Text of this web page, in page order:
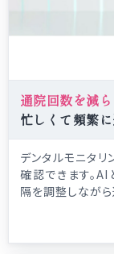
通院回数を減
忙しくて頻繁
デンタルモニタ
確認できます。AI
隔を調整しながら